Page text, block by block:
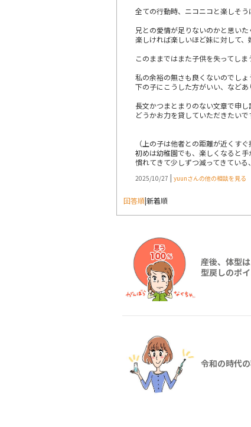
全ての行動時、ニコニコと楽しそう
兄との愛情が足りないのかと思い
楽しければ楽しいほど妹に対して、
このままではまた子供を失ってしま
私の余裕の無さも良くないのでし
下の子にこうした方がいい、などあ
長文かつまとまりのない文章で申し
どうかお力を貸していただきたいで
（上の子は他者との距離が近くす
初めは幼稚園でも、楽しくなると
慣れてきて少しずつ減ってきている
2025/10/27 | yuunさんの他の相談を見る
回答順|新着順
産後、体型
型戻しのポ
令和の時代